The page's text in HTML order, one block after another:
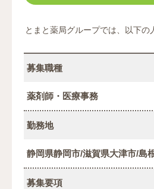
とまと薬局グループでは、以下の
募集職種
薬剤師・医療事務
勤務地
静岡県静岡市/滋賀県大津市/島
募集要項